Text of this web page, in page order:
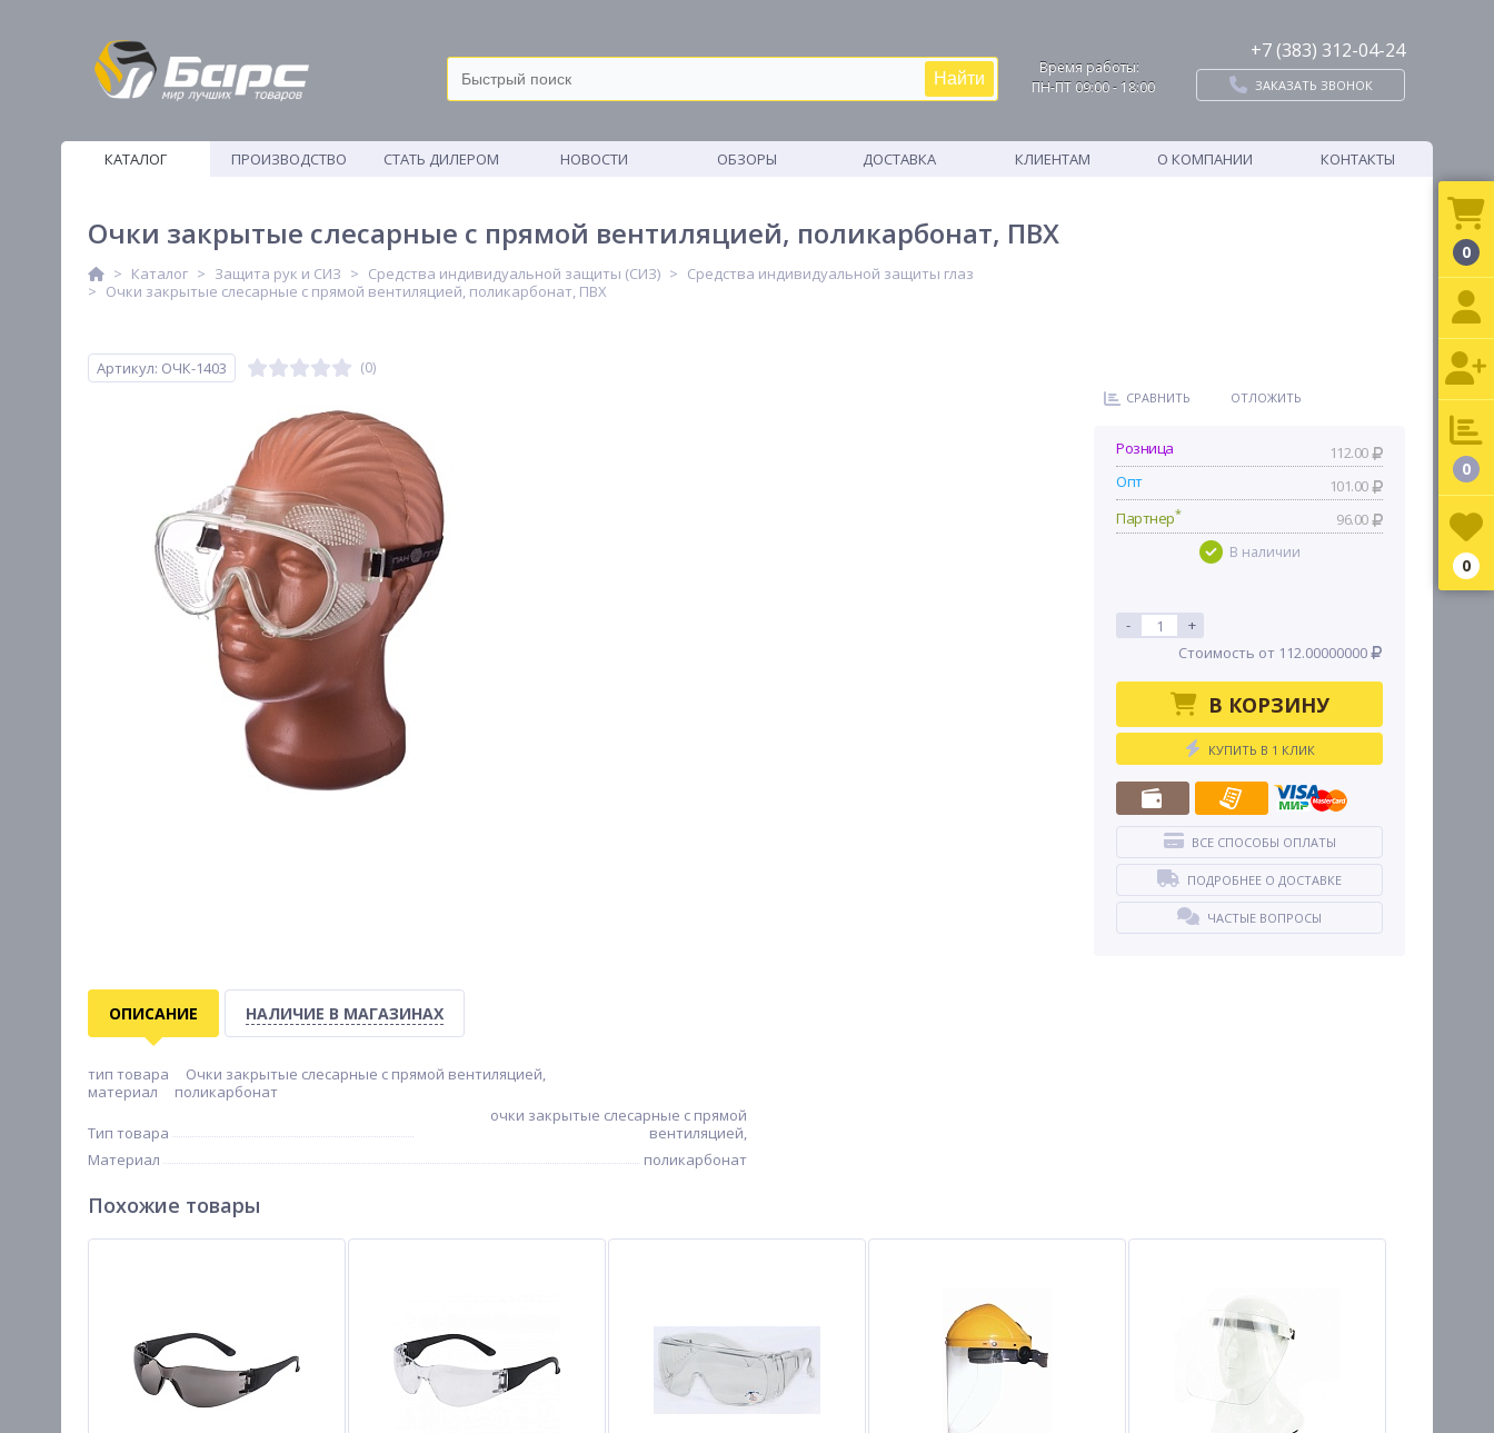
Найти
Время работы:
ПН-ПТ 09:00 - 18:00
+7 (383) 312-04-24
ЗАКАЗАТЬ ЗВОНОК
КАТАЛОГ
ПРОИЗВОДСТВО
СТАТЬ ДИЛЕРОМ НОВОСТИ ОБЗОРЫ ДОСТАВКА КЛИЕНТАМ О КОМПАНИИ КОНТАКТЫ
Очки закрытые слесарные с прямой вентиляцией, поликарбонат, ПВХ
Каталог Защита рук и СИЗ Средства индивидуальной защиты (СИЗ)
Средства индивидуальной защиты глаз
Очки закрытые слесарные с прямой вентиляцией, поликарбонат, ПВХ
Артикул: ОЧК-1403 (0)
СРАВНИТЬ ОТЛОЖИТЬ
Розница
112.00
Опт
101.00
Партнер* 96.00
В наличии
-
+
Стоимость от 112.00000000
В КОРЗИНУ
КУПИТЬ В 1 КЛИК
ВСЕ СПОСОБЫ ОПЛАТЫ
ПОДРОБНЕЕ О ДОСТАВКЕ
ЧАСТЫЕ ВОПРОСЫ
ОПИСАНИЕ НАЛИЧИЕ В МАГАЗИНАХ
тип товара Очки закрытые слесарные с прямой вентиляцией,
материал поликарбонат
Тип товара
очки закрытые слесарные с прямой
вентиляцией,
Материал
поликарбонат
Похожие товары
0
0
0